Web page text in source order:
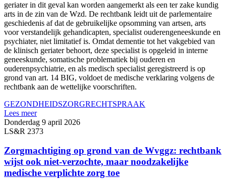
geriater in dit geval kan worden aangemerkt als een ter zake kundig
arts in de zin van de Wzd. De rechtbank leidt uit de parlementaire
geschiedenis af dat de gebruikelijke opsomming van artsen, arts
voor verstandelijk gehandicapten, specialist ouderengeneeskunde en
psychiater, niet limitatief is. Omdat dementie tot het vakgebied van
de klinisch geriater behoort, deze specialist is opgeleid in interne
geneeskunde, somatische problematiek bij ouderen en
ouderenpsychiatrie, en als medisch specialist geregistreerd is op
grond van art. 14 BIG, voldoet de medische verklaring volgens de
rechtbank aan de wettelijke voorschriften.
GEZONDHEIDSZORGRECHTSPRAAK
Lees meer
Donderdag 9 april 2026
LS&R 2373
Zorgmachtiging op grond van de Wvggz: rechtbank
wijst ook niet-verzochte, maar noodzakelijke
medische verplichte zorg toe